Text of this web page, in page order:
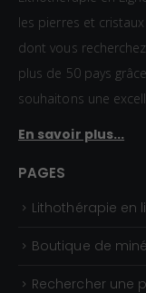
les pierres et
dont vous
plus de 50 pays
souhaitons une
En savoir plus...
PAGES
Lithothérapie en
Boutique de
Rechercher une